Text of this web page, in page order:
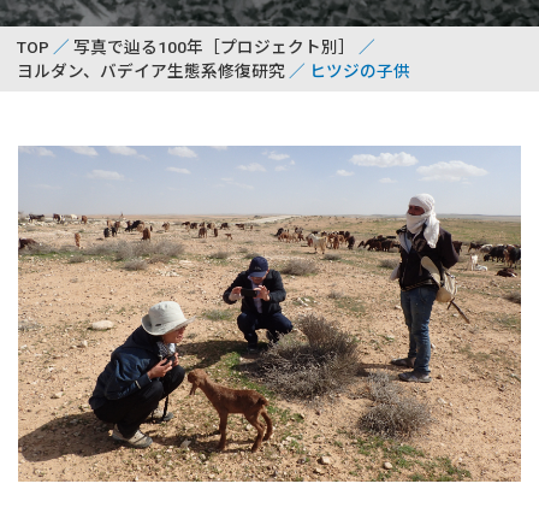
TOP
写真で辿る100年［プロジェクト別］
ヨルダン、バデイア生態系修復研究
ヒツジの子供